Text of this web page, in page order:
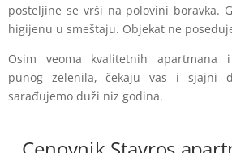
posteljine se vrši na polovini boravka.
higijenu u smeštaju. Objekat ne
Osim veoma kvalitetnih apartmana
punog zelenila, čekaju vas i sjajni
sarađujemo duži niz godina.
Cenovnik Stavros